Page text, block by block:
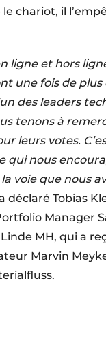
chariot, il
ligne et hors
une fois de
des leaders
tenons à
leurs votes.
qui nous
voie que nous
déclaré Tobias
Manager
MH, qui a
Marvin